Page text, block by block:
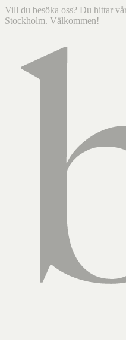
Vill du besöka oss? Du hittar
Stockholm. Välkommen!